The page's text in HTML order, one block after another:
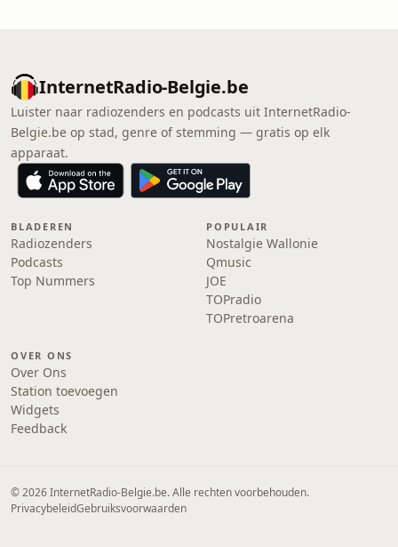
InternetRadio-Belgie.be
Luister naar radiozenders en podcasts uit InternetRadio-
Belgie.be op stad, genre of stemming — gratis op elk
apparaat.
BLADEREN
Radiozenders
Podcasts
Top Nummers
POPULAIR
Nostalgie Wallonie
Qmusic
JOE
TOPradio
TOPretroarena
OVER ONS
Over Ons
Station toevoegen
Widgets
Feedback
© 2026 InternetRadio-Belgie.be. Alle rechten voorbehouden.
PrivacybeleidGebruiksvoorwaarden